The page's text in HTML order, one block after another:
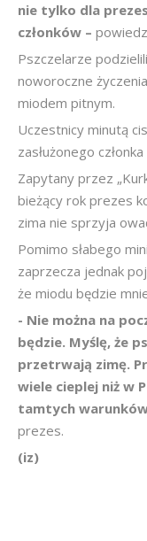
nie tylko dla
członków –
Pszczelarze
noworoczne
miodem pitnym.
Uczestnicy minutą
zasłużonego
Zapytany przez
bieżący rok prezes
zima nie sprzyja
Pomimo słabego
zaprzecza jednak
że miodu będzie
- Nie można na
będzie. Myślę, że
przetrwają zimę.
wiele cieplej niż w
tamtych
prezes.
(iz)